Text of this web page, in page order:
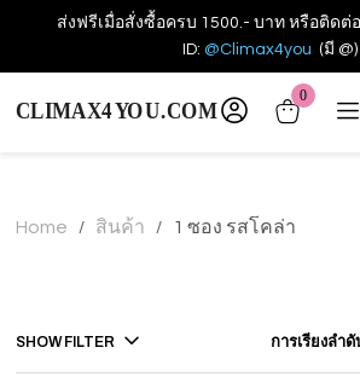
ส่งฟรีเมื่อสั่งซื้อครบ 1500.- บาท หรือติดต่
ID: @Climax4you (มี @)
0
Home / สินค้า / 1 ซอง รสโคล่า
SHOW FILTER การเรียงลำดั